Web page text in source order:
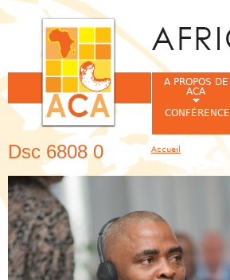
Dsc 6808 0
A PROPOS DE
ACA
CONFÉRENCE
Vous êtes ici
Accueil